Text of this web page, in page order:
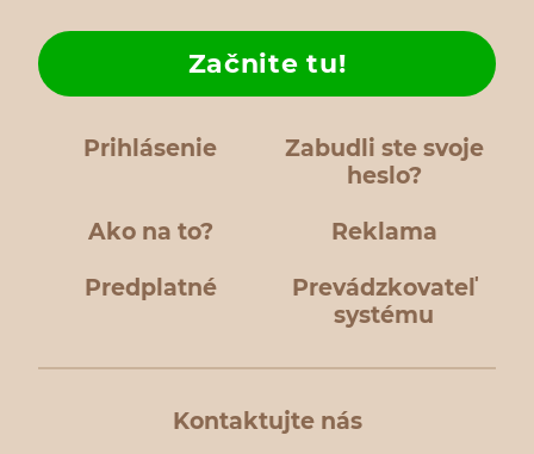
Prihlásenie
Zabudli ste svoje
heslo?
Ako na to?
Začnite tu!
Reklama
Predplatné
Prevádzkovateľ
systému
Kontaktujte nás